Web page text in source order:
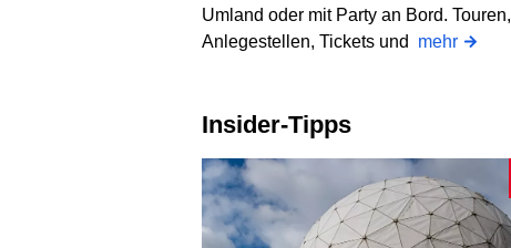
Umland oder mit Party an Bord. Touren,
Anlegestellen, Tickets und mehr
Insider-Tipps